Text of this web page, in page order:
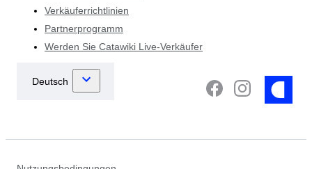
Verkäuferrichtlinien
Partnerprogramm
Werden Sie Catawiki Live-Verkäufer